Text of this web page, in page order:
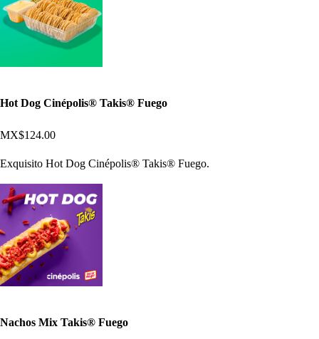
Hot Dog Cinépolis® Takis® Fuego
MX$124.00
Exquisito Hot Dog Cinépolis® Takis® Fuego.
Nachos Mix Takis® Fuego